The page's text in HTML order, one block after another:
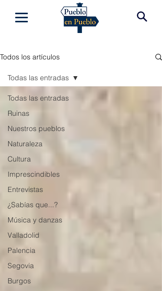
Todos los artículos
Todas las entradas
Ruinas
Nuestros pueblos
Naturaleza
Cultura
Imprescindibles
Entrevistas
¿Sabías que...?
Música y danzas
Valladolid
Palencia
Segovia
Burgos
Todas las entradas